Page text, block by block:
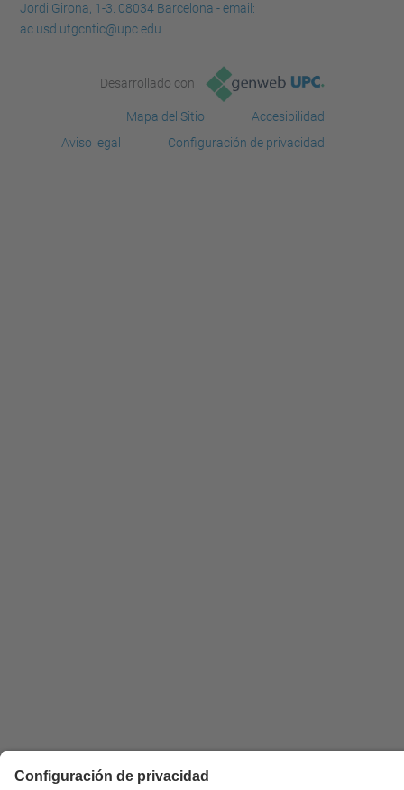
Jordi Girona, 1-3. 08034 Barcelona - email:
ac.usd.utgcntic@upc.edu
Desarrollado con
Mapa del Sitio
Accesibilidad
Aviso legal
Configuración de privacidad